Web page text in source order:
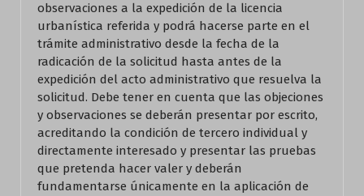
observaciones a la expedición de la licencia
urbanística referida y podrá hacerse parte en el
trámite administrativo desde la fecha de la
radicación de la solicitud hasta antes de la
expedición del acto administrativo que resuelva la
solicitud. Debe tener en cuenta que las objeciones
y observaciones se deberán presentar por escrito,
acreditando la condición de tercero individual y
directamente interesado y presentar las pruebas
que pretenda hacer valer y deberán
fundamentarse únicamente en la aplicación de